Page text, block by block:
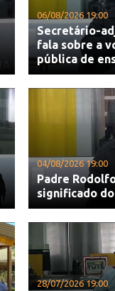
06/08/2026 19:00
Secretário-
fala sobre a
pública de
04/08/2026 19:00
Padre
significado
28/07/2026 19:00